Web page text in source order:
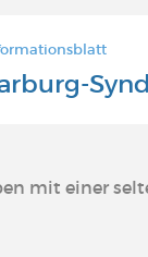
mit einer